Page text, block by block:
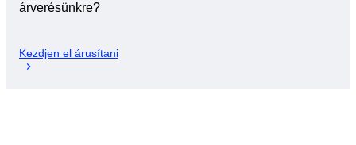
árverésünkre?
Kezdjen el árusítani